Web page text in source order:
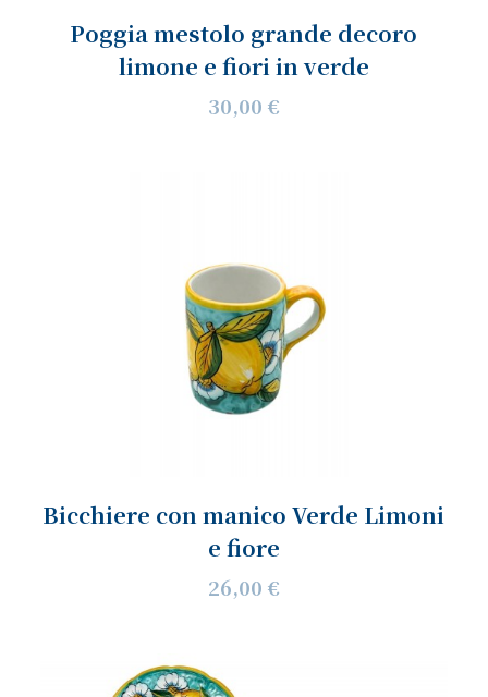
Poggia mestolo grande decoro
limone e fiori in verde
30,00 €
Bicchiere con manico Verde Limoni
e fiore
26,00 €